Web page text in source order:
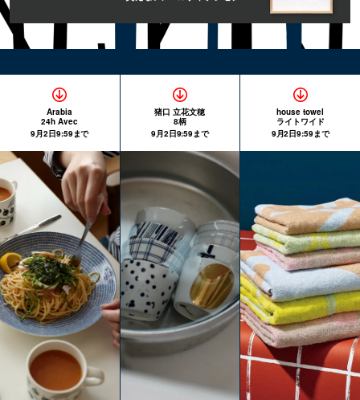
Arabia
24h Avec
9月2日9:59まで
猪口 立花文穂
8柄
9月2日9:59まで
house towel
ライトワイド
9月2日9:59まで